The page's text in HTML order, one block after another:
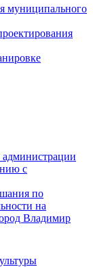
муниципального
администрации
с
по
на
Владимир